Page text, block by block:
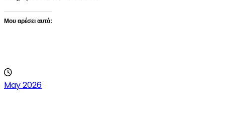
Μου αρέσει αυτό:
May 2026